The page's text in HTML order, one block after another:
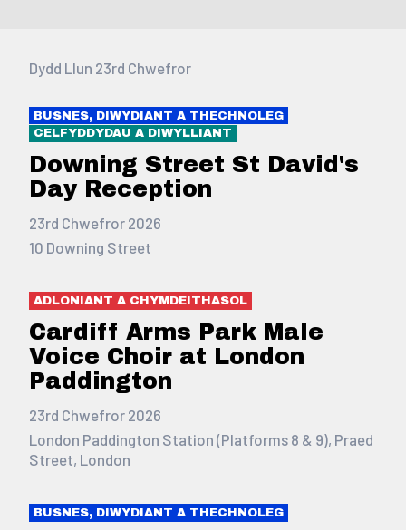
Dydd Llun 23rd Chwefror
BUSNES, DIWYDIANT A THECHNOLEG
CELFYDDYDAU A DIWYLLIANT
Downing Street St David's
Day Reception
23rd Chwefror 2026
10 Downing Street
ADLONIANT A CHYMDEITHASOL
Cardiff Arms Park Male
Voice Choir at London
Paddington
23rd Chwefror 2026
London Paddington Station (Platforms 8 & 9), Praed
Street, London
BUSNES, DIWYDIANT A THECHNOLEG